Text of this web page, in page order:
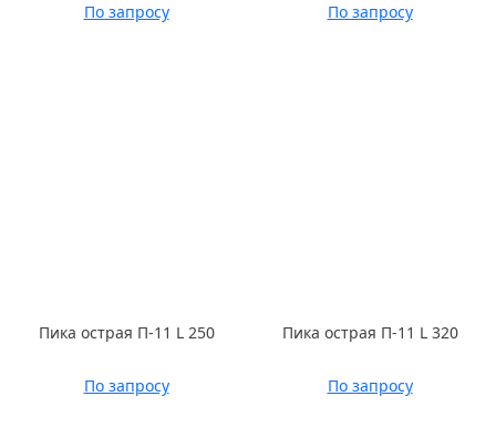
По запросу По запросу
Пика острая П-11 L 250
По запросу
Пика острая П-11 L 320
По запросу